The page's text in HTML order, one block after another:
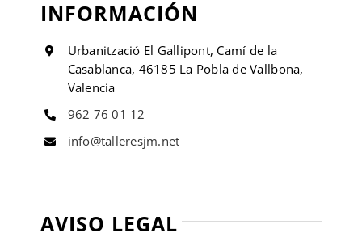
INFORMACIÓN
Urbanització El Gallipont, Camí de la
Casablanca, 46185 La Pobla de Vallbona,
Valencia
962 76 01 12
info@talleresjm.net
AVISO LEGAL